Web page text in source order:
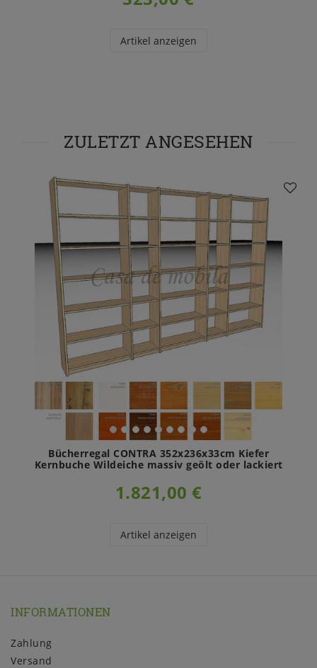
Artikel anzeigen
ZULETZT ANGESEHEN
Bücherregal CONTRA 352x236x33cm Kiefer
Kernbuche Wildeiche massiv geölt oder lackiert
1.821,00 €
Artikel anzeigen
INFORMATIONEN
Zahlung
Versand